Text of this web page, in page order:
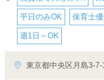
平日のみOK 保育士
週1日～OK
東京都中央区月島3-